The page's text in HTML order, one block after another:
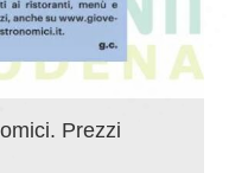
Prezzi